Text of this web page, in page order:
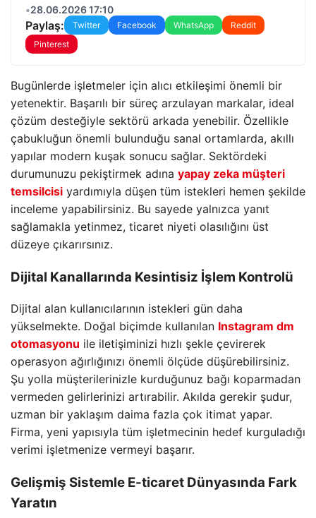
•28.06.2026 17:10
Paylaş: Twitter Facebook WhatsApp
Reddit
Pinterest
Bugünlerde işletmeler için alıcı etkileşimi önemli bir
yetenektir. Başarılı bir süreç arzulayan markalar, ideal
çözüm desteğiyle sektörü arkada yenebilir. Özellikle
çabukluğun önemli bulunduğu sanal ortamlarda, akıllı
yapılar modern kuşak sonucu sağlar. Sektördeki
durumunuzu pekiştirmek adına yapay zeka müşteri
temsilcisi yardımıyla düşen tüm istekleri hemen şekilde
inceleme yapabilirsiniz. Bu sayede yalnızca yanıt
sağlamakla yetinmez, ticaret niyeti olasılığını üst
düzeye çıkarırsınız.
Dijital Kanallarında Kesintisiz İşlem Kontrolü
Dijital alan kullanıcılarının istekleri gün daha
yükselmekte. Doğal biçimde kullanılan Instagram dm
otomasyonu ile iletişiminizi hızlı şekle çevirerek
operasyon ağırlığınızı önemli ölçüde düşürebilirsiniz.
Şu yolla müşterilerinizle kurduğunuz bağı koparmadan
vermeden gelirlerinizi artırabilir. Akılda gerekir şudur,
uzman bir yaklaşım daima fazla çok itimat yapar.
Firma, yeni yapısıyla tüm işletmecinin hedef kurguladığı
verimi işletmenize vermeyi başarır.
Gelişmiş Sistemle E-ticaret Dünyasında Fark
Yaratın